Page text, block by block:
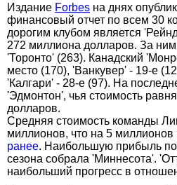
Издание Forbes на днях
финансовый отчет по всем 30
дорогим клубом является
272 миллиона долларов. За
'Торонто' (263). Канадский
место (170), 'Ванкувер' - 19-е
'Калгари' - 28-е (97). На
'Эдмонтон', чья стоимость
долларов.
Средняя стоимость команды
миллионов, что на 5
ранее. Наибольшую прибыль
сезона собрала 'Миннесота'.
наибольший прогресс в